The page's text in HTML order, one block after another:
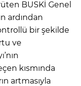
BUSKİ Genel
ardından
bir şekilde
ve
kısmında
artmasıyla